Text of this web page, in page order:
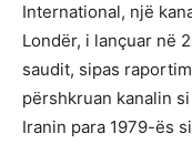
International, një
Londër, i lançuar në
saudit, sipas
përshkruan kanalin
Iranin para 1979-ës